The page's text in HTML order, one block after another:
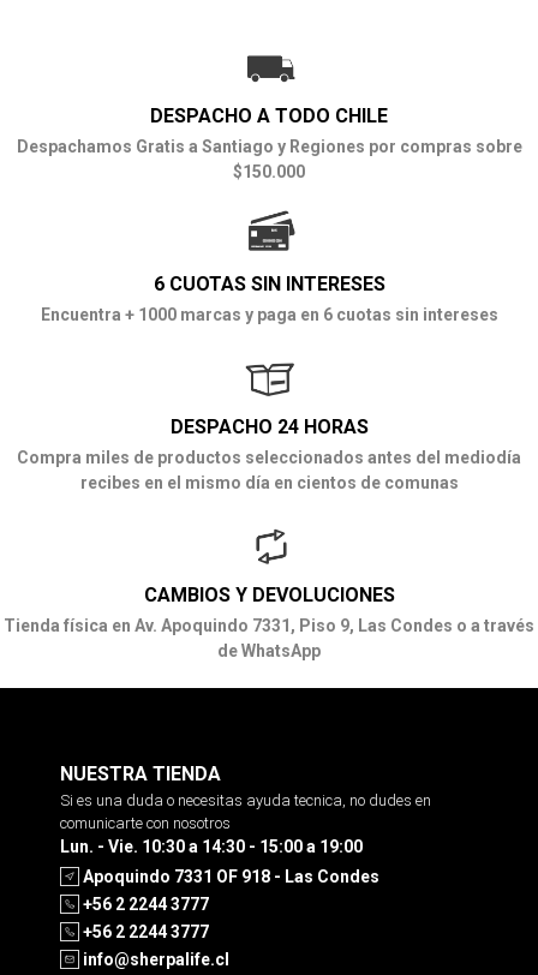
DESPACHO A TODO CHILE
Despachamos Gratis a Santiago y Regiones por compras sobre
$150.000
6 CUOTAS SIN INTERESES
Encuentra + 1000 marcas y paga en 6 cuotas sin intereses
DESPACHO 24 HORAS
Compra miles de productos seleccionados antes del mediodía
recibes en el mismo día en cientos de comunas
CAMBIOS Y DEVOLUCIONES
Tienda física en Av. Apoquindo 7331, Piso 9, Las Condes o a través
de WhatsApp
NUESTRA TIENDA
Si es una duda o necesitas ayuda tecnica, no dudes en
comunicarte con nosotros
Lun. - Vie. 10:30 a 14:30 - 15:00 a 19:00
Apoquindo 7331 OF 918 - Las Condes
+56 2 2244 3777
+56 2 2244 3777
info@sherpalife.cl